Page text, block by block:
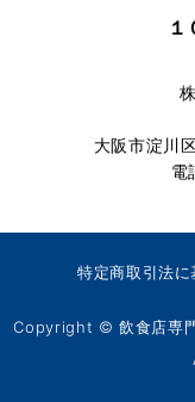
大阪市淀川
電
特定商取引法に
Copyright ©飲食店専